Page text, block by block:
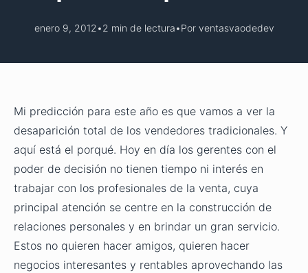
enero 9, 2012 •2 min de lectura•Por ventasvaodedev
Mi predicción para este año es que vamos a ver la
desaparición total de los vendedores tradicionales. Y
aquí está el porqué. Hoy en día los gerentes con el
poder de decisión no tienen tiempo ni interés en
trabajar con los profesionales de la venta, cuya
principal atención se centre en la construcción de
relaciones personales y en brindar un gran servicio.
Estos no quieren hacer amigos, quieren hacer
negocios interesantes y rentables aprovechando las